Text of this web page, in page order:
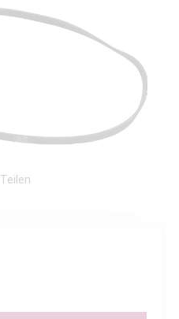
Teilen